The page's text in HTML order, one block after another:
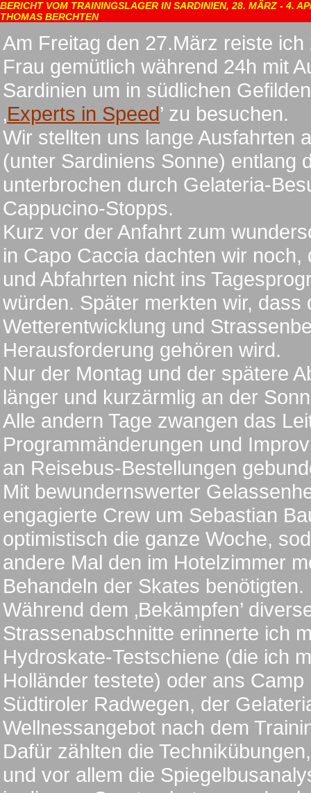
BERICHT VOM TRAININGSLAGER IN SARDINIEN, 28. MÄRZ - 4.
THOMAS BERCHTEN
Am Freitag den 27.März reiste
Frau gemütlich während 24h mit
Sardinien um in südlichen
‚Experts in Speed’ zu besuchen.
Wir stellten uns lange Ausfahrten
(unter Sardiniens Sonne) entlang
unterbrochen durch Gelateria-
Cappucino-Stopps.
Kurz vor der Anfahrt zum
in Capo Caccia dachten wir noch,
und Abfahrten nicht ins
würden. Später merkten wir, dass
Wetterentwicklung und
Herausforderung gehören wird.
Nur der Montag und der spätere
länger und kurzärmlig an der
Alle andern Tage zwangen das
Programmänderungen und
an Reisebus-Bestellungen
Mit bewundernswerter
engagierte Crew um Sebastian
optimistisch die ganze Woche,
andere Mal den im Hotelzimmer
Behandeln der Skates benötigten.
Während dem ‚Bekämpfen’
Strassenabschnitte erinnerte ich
Hydroskate-Testschiene (die ich
Holländer testete) oder ans
Südtiroler Radwegen, der
Wellnessangebot nach dem
Dafür zählten die
und vor allem die